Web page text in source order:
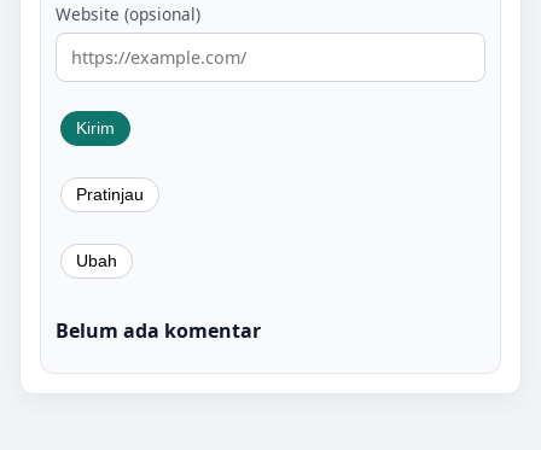
Website (opsional)
Belum ada komentar